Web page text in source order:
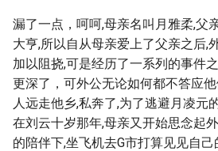
漏了一点，呵呵,母亲名叫月雅柔,父
大亨,所以自从母亲爱上了父亲之后,
加以阻挠,可是经历了一系列的事件
更深了，可外公无论如何都不答应
人远走他乡,私奔了,为了逃避月凌元
在刘云十岁那年,母亲又开始思念起
的陪伴下,坐飞机去G市打算见见自己